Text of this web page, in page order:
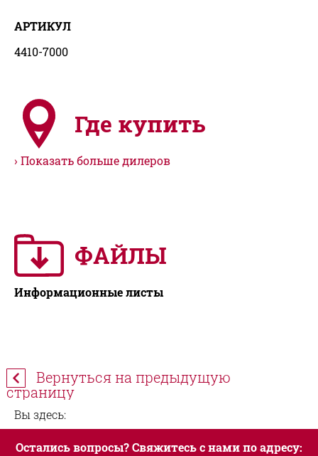
АРТИКУЛ
4410-7000
Где купить
Показать больше дилеров
ФАЙЛЫ
Информационные листы
Вернуться на предыдущую
страницу
Вы здесь:
Остались вопросы? Свяжитесь с нами по адресу: